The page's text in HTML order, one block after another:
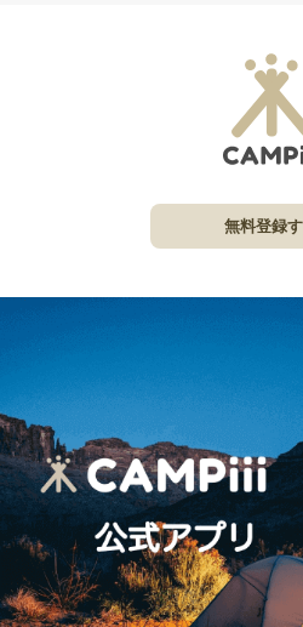
無料登録